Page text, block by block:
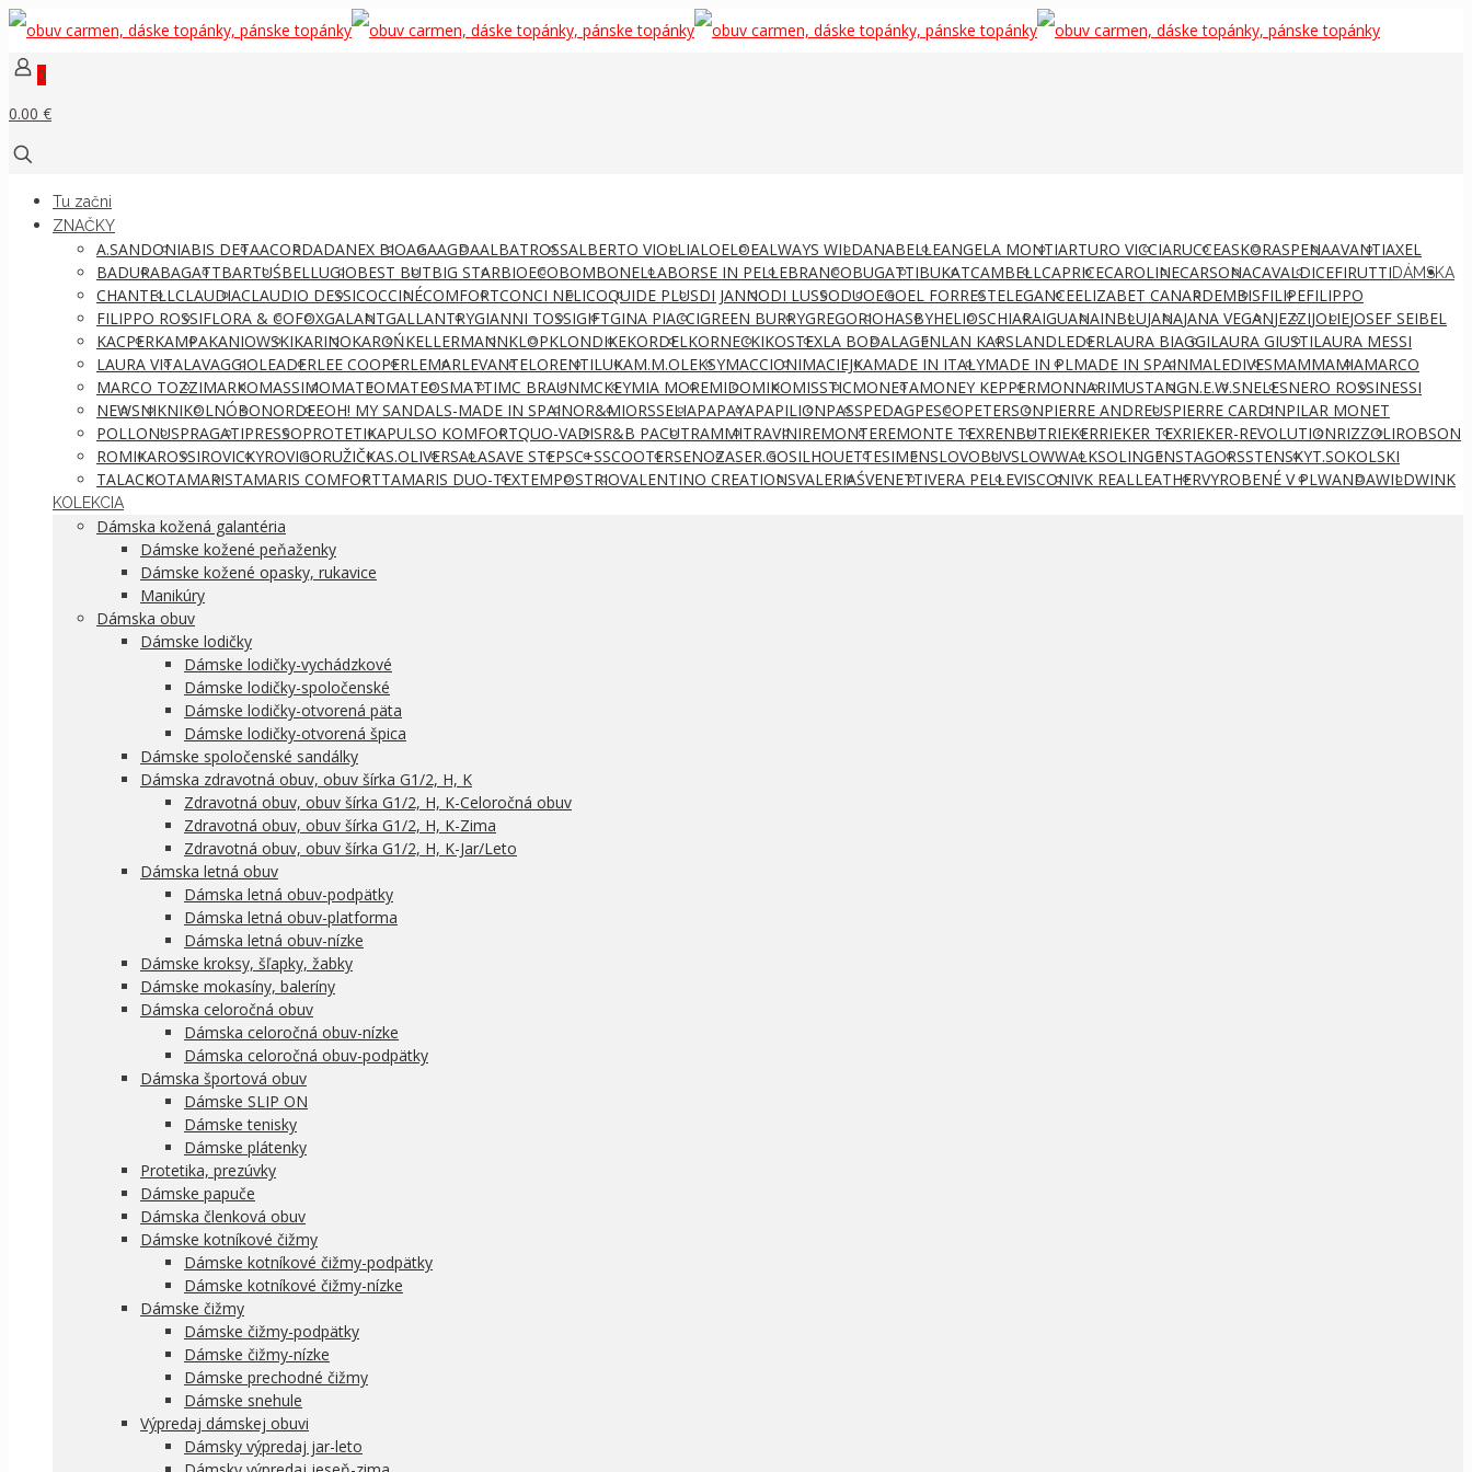
0
0.00 €
Tu začni
ZNAČKY
A.SANDONIABIS DETAACORDADANEX BIOAGAAGDAALBATROSSALBERTO VIOLLIALOELOEALWAYS WILDANABELLEANGELA MONTIARTURO VICCIARUCCEASKORASPENAAVANTIAXEL
BADURABAGATTBARTUŚBELLUGIOBEST BUTBIG STARBIOECOBOMBONELLABORSE IN PELLEBRANCOBUGATTIBUKATCAMBELLCAPRICECAROLINECARSONACAVALDICEFIRUTTI
CHANTELLCLAUDIACLAUDIO DESSICOCCINÉCOMFORTCONCI NELICOQUIDE PLUSDI JANNODI LUSSODUOEGOEL FORRESTELEGANCEELIZABET CANARDEMBISFILIPEFILIPPO
FILIPPO ROSSIFLORA & COFOXGALANTGALLANTRYGIANNI TOSSIGIFTGINA PIACCIGREEN BURRYGREGORIOHASBYHELIOSCHIARAIGUANAINBLUJANAJANA VEGANJEZZIJOLIEJOSEF SEIBEL
KACPERKAMPAKANIOWSKIKARINOKAROŃKELLERMANNKLOPKLONDIKEKORDELKORNECKIKOSTEXLA BODALAGENLAN KARSLANDLEDERLAURA BIAGGILAURA GIUSTILAURA MESSI
LAURA VITALAVAGGIOLEADERLEE COOPERLEMARLEVANTELORENTILUKAM.M.OLEKSYMACCIONIMACIEJKAMADE IN ITALYMADE IN PLMADE IN SPAINMALEDIVESMAMMAMIAMARCO
MARCO TOZZIMARKOMASSIMOMATEOMATEOSMATTIMC BRAUNMCKEYMIA MOREMIDOMIKOMISSTICMONETAMONEY KEPPERMONNARIMUSTANGN.E.W.SNELESNERO ROSSINESSI
NEWSNIKNIKOLNÓBONORDEEOH! MY SANDALS-MADE IN SPAINOR&MIORSSELIAPAPAYAPAPILIONPASSPEDAGPESCOPETERSONPIERRE ANDREUSPIERRE CARDINPILAR MONET
POLLONUSPRAGATIPRESSOPROTETIKAPULSO KOMFORTQUO-VADISR&B PACUTRAMMITRAVINIREMONTEREMONTE TEXRENBUTRIEKERRIEKER TEXRIEKER-REVOLUTIONRIZZOLIROBSON
ROMIKAROSSIROVICKYROVIGORUŽIČKAS.OLIVERSALASAVE STEPSC+SSCOOTERSENOZASER.GOSILHOUETTESIMENSLOVOBUVSLOWWALKSOLINGENSTAGORSSTENSKYT.SOKOLSKI
TALACKOTAMARISTAMARIS COMFORTTAMARIS DUO-TEXTEMPOSTRIOVALENTINO CREATIONSVALERIAŚVENETTIVERA PELLEVISCONIVK REALLEATHERVYROBENÉ V PLWANDAWILDWINK
DÁMSKA
KOLEKCIA
Dámska kožená galantéria
Dámske kožené peňaženky
Dámske kožené opasky, rukavice
Manikúry
Dámska obuv
Dámske lodičky
Dámske lodičky-vychádzkové
Dámske lodičky-spoločenské
Dámske lodičky-otvorená päta
Dámske lodičky-otvorená špica
Dámske spoločenské sandálky
Dámska zdravotná obuv, obuv šírka G1/2, H, K
Zdravotná obuv, obuv šírka G1/2, H, K-Celoročná obuv
Zdravotná obuv, obuv šírka G1/2, H, K-Zima
Zdravotná obuv, obuv šírka G1/2, H, K-Jar/Leto
Dámska letná obuv
Dámska letná obuv-podpätky
Dámska letná obuv-platforma
Dámska letná obuv-nízke
Dámske kroksy, šľapky, žabky
Dámske mokasíny, baleríny
Dámska celoročná obuv
Dámska celoročná obuv-nízke
Dámska celoročná obuv-podpätky
Dámska športová obuv
Dámske SLIP ON
Dámske tenisky
Dámske plátenky
Protetika, prezúvky
Dámske papuče
Dámska členková obuv
Dámske kotníkové čižmy
Dámske kotníkové čižmy-podpätky
Dámske kotníkové čižmy-nízke
Dámske čižmy
Dámske čižmy-podpätky
Dámske čižmy-nízke
Dámske prechodné čižmy
Dámske snehule
Výpredaj dámskej obuvi
Dámsky výpredaj jar-leto